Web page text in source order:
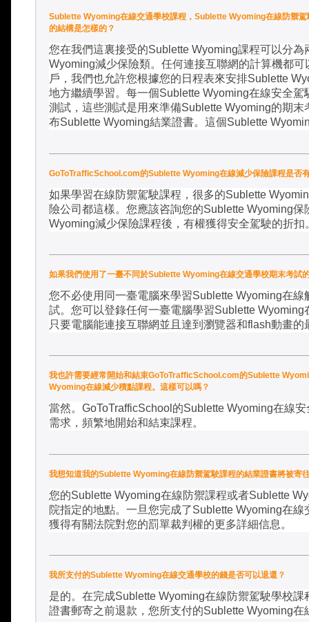
Sublette Wyoming在線交通學校課程，Sublette Wyoming在線防禦
的結構是怎樣的？
您在我們這裏接受的Sublette Wyoming課程可以分為
Wyoming減少保險類。任何連接互聯網的計算機都可
戶，我們也允許您根據您的日程表來安排Sublette
地方繼續學習。每一個Sublette Wyoming在線安全駕
測試，這些測試是用來準備Sublette Wyoming的期末
布Sublette Wyoming結業證書。這個Sublette
GoToTrafficSchool.com的Sublette Wyoming在線減少保險課程是否
如果學習在線防禦駕駛課程，很多的Sublette
險公司都這樣。您應該咨詢您的Sublette Wyoming保
Wyoming減少保險課程後，有權獲得安全駕駛的折扣
如果我們使用了一臺不同於Sublette Wyoming在線交通學校期末考
您不必使用同一臺電腦來學習Sublette Wyoming在線
試。您可以登錄任何一臺電腦學習Sublette Wyoming
只要電腦能連接互聯網並且達到瀏覽器和flash動畫的
我也許需要經常開始和結束GoToTrafficSchool.com的Sublette
Wyoming在線減少積點課程。這樣可以嗎？
當然。 GoToTrafficSchool 的Sublette Wyoming在線安
需求，頻繁地開始和結束課程。
我想知道我的Sublette Wyoming在線防禦駕駛課程的結業證書將被寄
您的Sublette Wyoming在線防禦課程或者Sublette
院指定的地點。一旦您完成了Sublette Wyoming在線
獲得有關法院對您的罰單裁判權的更多詳細信息。
我所支付的Sublette Wyoming在線交通學校的錢是否可以退還？
是的。在完成Sublette Wyoming在線防禦駕駛學校課
證書郵寄之前退款，您所支付的Sublette Wyoming在